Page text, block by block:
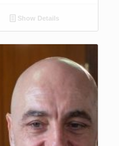
Show Details